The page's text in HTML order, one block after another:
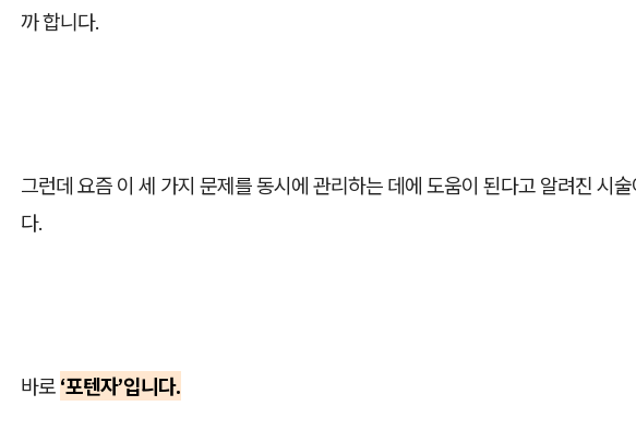
까 합니다.
그런데 요즘 이 세 가지 문제를 동시에 관리하는 데에 도움이 된다고 알려진 시
다.
바로 ‘포텐자’입니다.